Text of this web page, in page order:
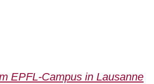
EPFL-Campus in Lausanne